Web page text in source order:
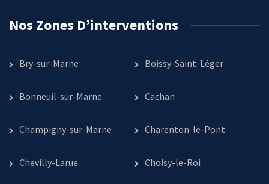
Nos Zones D’interventions
Bry-sur-Marne Boissy-Saint-Léger
Bonneuil-sur-Marne Cachan
Champigny-sur-Marne Charenton-le-Pont
Chevilly-Larue Choisy-le-Roi